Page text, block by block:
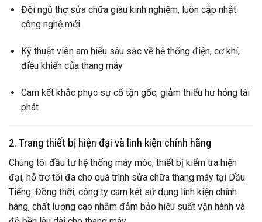
Đội ngũ thợ sửa chữa giàu kinh nghiệm, luôn cập nhật
công nghệ mới
Kỹ thuật viên am hiểu sâu sắc về hệ thống điện, cơ khí,
điều khiển của thang máy
Cam kết khắc phục sự cố tận gốc, giảm thiểu hư hỏng tái
phát
2. Trang thiết bị hiện đại và linh kiện chính hãng
Chúng tôi đầu tư hệ thống máy móc, thiết bị kiểm tra hiện
đại, hỗ trợ tối đa cho quá trình sửa chữa thang máy tại Dầu
Tiếng. Đồng thời, công ty cam kết sử dụng linh kiện chính
hãng, chất lượng cao nhằm đảm bảo hiệu suất vận hành và